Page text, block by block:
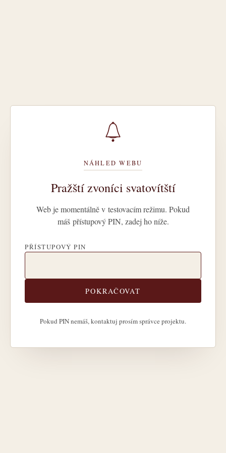
NÁHLED WEBU
Pražští zvoníci svatovítští
Web je momentálně v testovacím režimu. Pokud
máš přístupový PIN, zadej ho níže.
PŘÍSTUPOVÝ PIN
POKRAČOVAT
Pokud PIN nemáš, kontaktuj prosím správce projektu.